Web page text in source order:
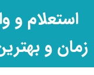
استعلام و
زمان و